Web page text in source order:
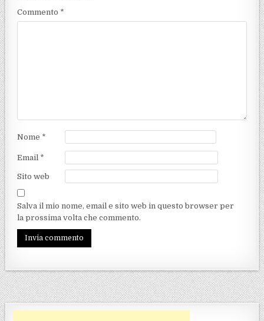
Commento *
Nome *
Email *
Sito web
Salva il mio nome, email e sito web in questo browser per
la prossima volta che commento.